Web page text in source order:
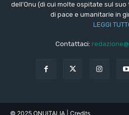
dell’Onu (di cui molte ospitate sul
di pace e umanitarie in
LEGGI
Contattaci:
© 2025 ONUITALIA | Credits